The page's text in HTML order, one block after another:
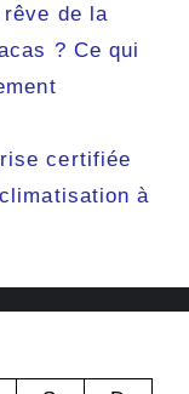
de la
? Ce qui
certifiée
à